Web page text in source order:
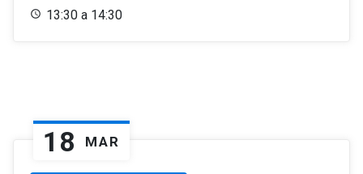
13:30 a 14:30
18 MAR